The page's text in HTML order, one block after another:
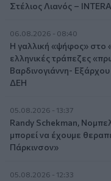
Στέλιος Λιανός –
06.08.2026 - 08:40
Η γαλλική «ψήφος» στο
ελληνικές τράπεζες
Βαρδινογιάννη-
ΔΕΗ
05.08.2026 - 13:37
Randy Schekman,
μπορεί να έχουμε
Πάρκινσον»
05.08.2026 - 12:33